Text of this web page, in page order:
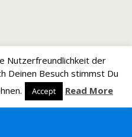
Nutzerfreundlichkeit der
Deinen Besuch stimmst Du
Accept Read More